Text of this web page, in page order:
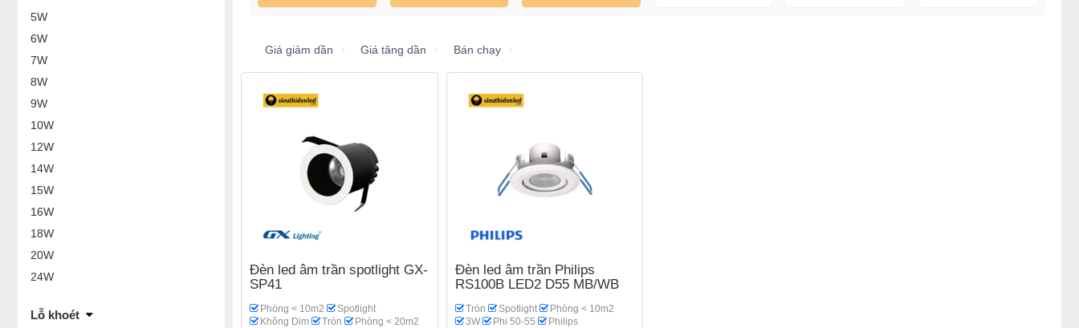
5W
6W
7W
8W
9W
10W
12W
14W
15W
16W
18W
20W
24W
Lỗ khoét
Giá giảm dần Giá tăng dần Bán chạy
Đèn led âm trần spotlight GX-
SP41
Phòng < 10m2
Spotlight
Không Dim
Tròn
Phòng < 20m2
Đèn led âm trần Philips
RS100B LED2 D55 MB/WB
Tròn Spotlight
Phòng < 10m2
3W
Phi 50-55
Philips